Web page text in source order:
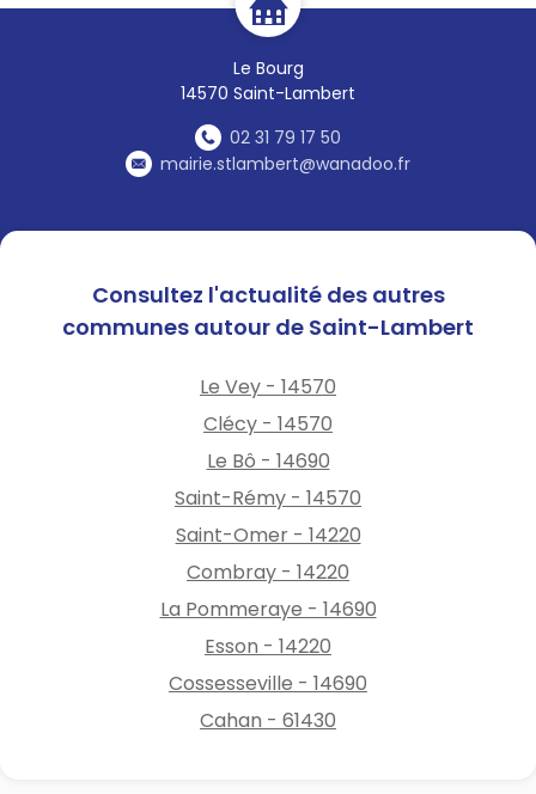
Le Bourg
14570 Saint-Lambert
02 31 79 17 50
mairie.stlambert@wanadoo.fr
Consultez l'actualité des autres
communes autour de Saint-Lambert
Le Vey - 14570
Clécy - 14570
Le Bô - 14690
Saint-Rémy - 14570
Saint-Omer - 14220
Combray - 14220
La Pommeraye - 14690
Esson - 14220
Cossesseville - 14690
Cahan - 61430